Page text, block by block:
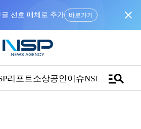
글 선호 매체로 추가 바로가기 close
리포트소상공인이슈NSPTVmanage_search